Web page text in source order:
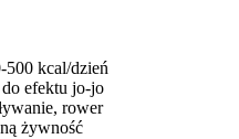
500 kcal/dzień
efektu jo-jo
rower
żywność